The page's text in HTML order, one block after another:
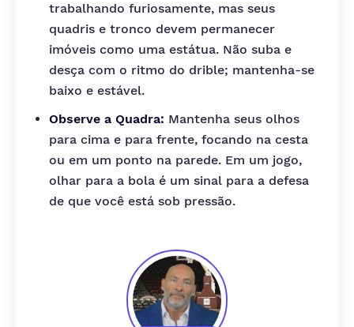
trabalhando furiosamente, mas seus
quadris e tronco devem permanecer
imóveis como uma estátua. Não suba e
desça com o ritmo do drible; mantenha-se
baixo e estável.
Observe a Quadra: Mantenha seus olhos
para cima e para frente, focando na cesta
ou em um ponto na parede. Em um jogo,
olhar para a bola é um sinal para a defesa
de que você está sob pressão.